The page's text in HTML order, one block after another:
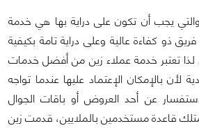
والتي يجب أن تكون على دراية بها هي خدمة
ذو كفاءة عالية وعلى دراية تامة بكيفية
لذا تعتبر خدمة عملاء زين من أفضل خدمات
لأن بالإمكان الإعتماد عليها عندما تواجه
عن أحد العروض أو باقات الجوال
قاعدة مستخدمين بالملايين، قدمت زين